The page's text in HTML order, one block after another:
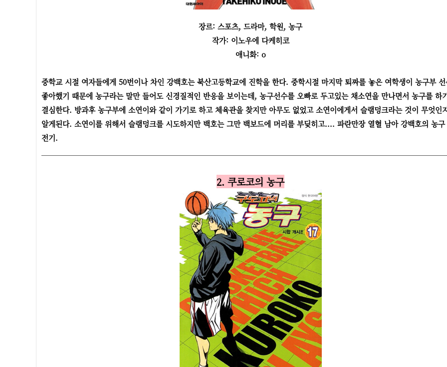
장르: 스포츠, 드라마, 학원, 농구
작가: 이노우에 다케히코
애니화: o
중학교 시절 여자들에게 50번이나 차인 강백호는 북산고등학교에 진학을 한다. 중학시절 마지막 퇴짜를 놓은 여학생이 농구부
좋아했기 때문에 농구라는 말만 들어도 신경질적인 반응을 보이는데, 농구선수를 오빠로 두고있는 채소연을 만나면서 농구를 하
결심한다. 방과후 농구부에 소연이와 같이 가기로 하고 체육관을 찾지만 아무도 없었고 소연이에게서 슬램덩크라는 것이 무엇인
알게된다. 소연이를 위해서 슬램덩크를 시도하지만 백호는 그만 백보드에 머리를 부딪히고.... 파란만장 열혈 남아 강백호의 농
전기.
2. 쿠로코의 농구